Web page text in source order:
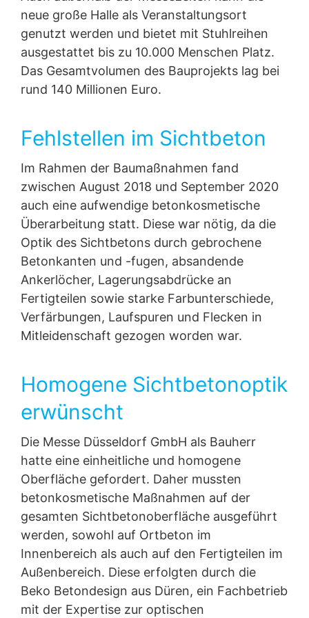
Messe Düsseldorf
Einheitliche Sichtbetonoptik
Veranstaltungsfläche errichtet. Da der Bauherr eine
einheitliche und homogene Optik der
betonkosmetische Maßnahmen im Innenbereich als
auch auf Fertigteilen im Außenbereich ausgeführt
neue große Halle als Veranstaltungsort
genutzt werden und bietet mit Stuhlreihen
ausgestattet bis zu 10.000 Menschen Platz.
Das Gesamtvolumen des Bauprojekts lag bei
rund 140 Millionen Euro.
Fehlstellen im Sichtbeton
Im Rahmen der Baumaßnahmen fand
zwischen August 2018 und September 2020
auch eine aufwendige betonkosmetische
Überarbeitung statt. Diese war nötig, da die
Optik des Sichtbetons durch gebrochene
Betonkanten und -fugen, absandende
Ankerlöcher, Lagerungsabdrücke an
Fertigteilen sowie starke Farbunterschiede,
Verfärbungen, Laufspuren und Flecken in
Mitleidenschaft gezogen worden war.
Homogene Sichtbetonoptik
erwünscht
Die Messe Düsseldorf GmbH als Bauherr
hatte eine einheitliche und homogene
Oberfläche gefordert. Daher mussten
betonkosmetische Maßnahmen auf der
gesamten Sichtbetonoberfläche ausgeführt
werden, sowohl auf Ortbeton im
Innenbereich als auch auf den Fertigteilen im
Außenbereich. Diese erfolgten durch die
Beko Betondesign aus Düren, ein Fachbetrieb
mit der Expertise zur optischen
Widerruf Ihrer Einwilligung zur Datenverarbeitung
Einige Datenverarbeitungsvorgänge sind nur mit Ihrer
ausdrücklichen Einwilligung möglich. Sie können eine
bereits erteilte Einwilligung jederzeit widerrufen. Dazu
reicht z. B. eine formlose Mitteilung per E-Mail an uns.
Die Rechtmäßigkeit der bis zum Widerruf erfolgten
Beschwerderecht bei der zuständigen
Aufsichtsbehörde
Betroffenen ein Beschwerderecht bei der zuständigen
Aufsichtsbehörde zu. Zuständige Aufsichtsbehörde in
datenschutzrechtlichen Fragen ist die
Landesbeauftragte für Datenschutz und
Informationsfreiheit NRW, Düsseldorf.
Recht auf Datenübertragbarkeit
Sie haben das Recht, Daten, die wir auf Grundlage Ihrer
Einwilligung oder in Erfüllung eines Vertrags
automatisiert verarbeiten, an sich oder an einen Dritten
in einem gängigen, maschinenlesbaren Format
aushändigen zu lassen. Sofern Sie die direkte
Übertragung der Daten an einen anderen
Recht zur Auskunft, Berichtigung, Löschung,
Sperrung
Sie sind gemäß Art. 15 DSGVO jederzeit berechtigt
Auskunftserteilung zu den zu Ihrer Person
gespeicherten Daten zu ersuchen. Gemäß Art. 17
DSGVO können Sie jederzeit von uns die Berichtigung,
Löschung und Sperrung einzelner personenbezogener
Daten verlangen.